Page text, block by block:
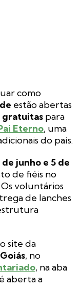
como
estão abertas
gratuitas para
Eterno, uma
do país.
de junho e 5 de
de fiéis no
voluntários
de lanches
site da
, no
, na aba
aberta a